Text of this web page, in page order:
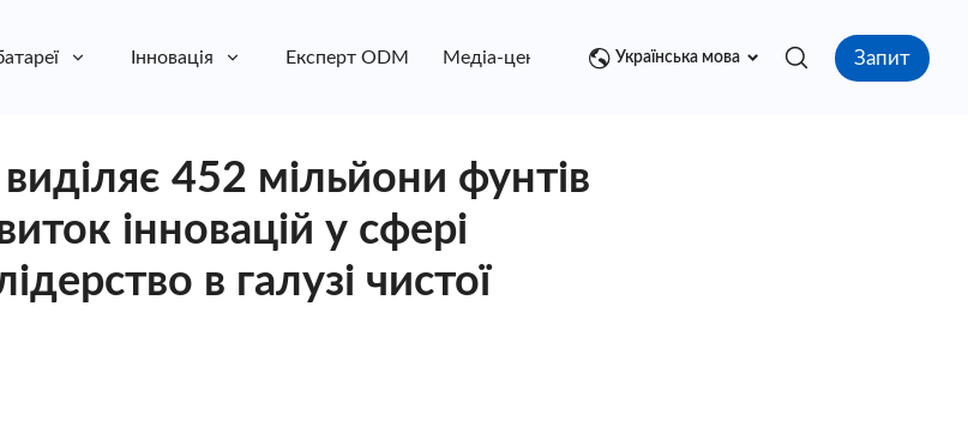
Інновація Експерт ODM Медіа-центр контакт
Українська мова Запит
452 мільйони фунтів
інновацій у сфері
в галузі чистої